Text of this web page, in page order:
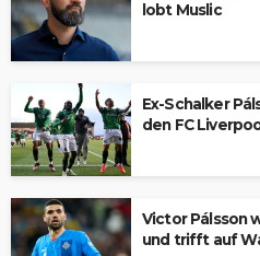
lobt Muslic
Ex-Schalker
den FC
Victor Pálsson
und trifft auf